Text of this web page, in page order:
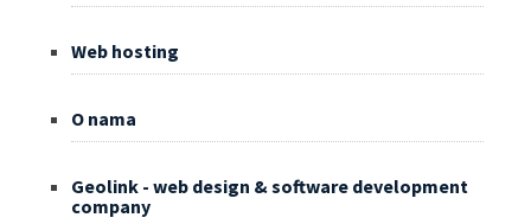
Web hosting
O nama
Geolink - web design & software development
company